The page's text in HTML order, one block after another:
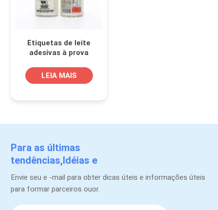
Etiquetas de leite
adesivas à prova
LEIA MAIS
Para as últimas
tendências,Idéias e
promoções.
Envie seu e -mail para obter dicas úteis e informações úteis
para formar parceiros ouor.